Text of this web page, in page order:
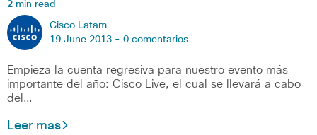
2 min read
Cisco Latam
19 June 2013 - 0 comentarios
Empieza la cuenta regresiva para nuestro evento más
importante del año: Cisco Live, el cual se llevará a cabo
del…
Leer mas